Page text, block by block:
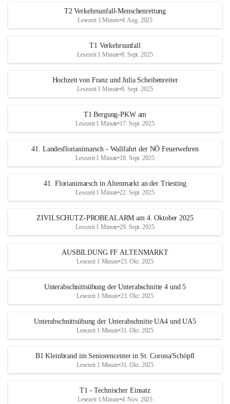
T2 Verkehrsunfall-Menschenrettung
Lesezeit 1 Minute•4. Aug. 2025
T1 Verkehrsunfall
Lesezeit 1 Minute•8. Sept. 2025
Hochzeit von Franz und Julia Scheibenreiter
Lesezeit 1 Minute•8. Sept. 2025
T1 Bergung-PKW am
Lesezeit 1 Minute•17. Sept. 2025
41. Landesflorianimarsch - Wallfahrt der NÖ Feuerwehren
Lesezeit 1 Minute•18. Sept. 2025
41. Florianimarsch in Altenmarkt an der Triesting
Lesezeit 1 Minute•22. Sept. 2025
ZIVILSCHUTZ-PROBEALARM am 4. Oktober 2025
Lesezeit 1 Minute•29. Sept. 2025
AUSBILDUNG FF ALTENMARKT
Lesezeit 1 Minute•23. Okt. 2025
Unterabschnittsübung der Unterabschnitte 4 und 5
Lesezeit 1 Minute•23. Okt. 2025
Unterabschnittsübung der Unterabschnitte UA4 und UA5
Lesezeit 1 Minute•31. Okt. 2025
B1 Kleinbrand im Seniorencenter in St. Corona/Schöpfl
Lesezeit 1 Minute•31. Okt. 2025
T1 - Technischer Einsatz
Lesezeit 1 Minute•4. Nov. 2025